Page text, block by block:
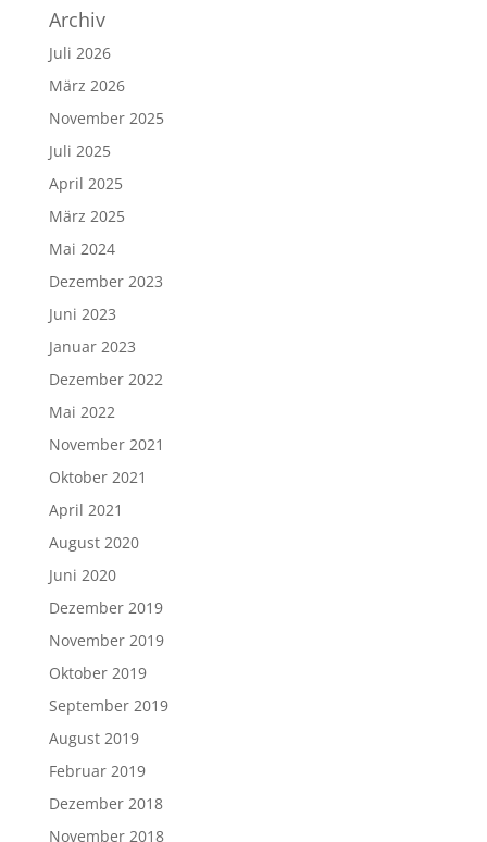
Archiv
Juli 2026
März 2026
November 2025
Juli 2025
April 2025
März 2025
Mai 2024
Dezember 2023
Juni 2023
Januar 2023
Dezember 2022
Mai 2022
November 2021
Oktober 2021
April 2021
August 2020
Juni 2020
Dezember 2019
November 2019
Oktober 2019
September 2019
August 2019
Februar 2019
Dezember 2018
November 2018